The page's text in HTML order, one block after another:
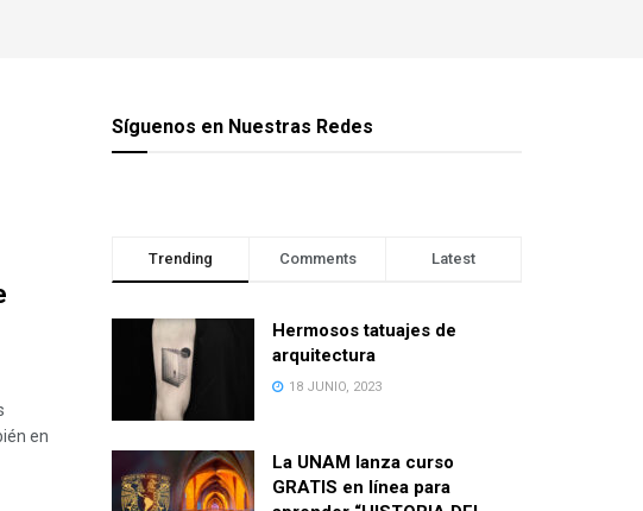
en
Síguenos en Nuestras Redes
Trending Comments Latest
Hermosos tatuajes de
arquitectura
18 JUNIO, 2023
La UNAM lanza curso
GRATIS en línea para